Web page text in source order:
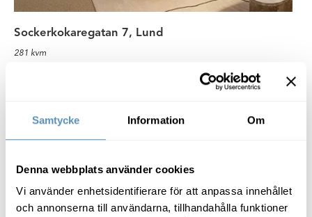
Samtycke Information Om
Denna webbplats använder cookies
Vi använder enhetsidentifierare för att anpassa innehållet
och annonserna till användarna, tillhandahålla funktioner
Sockerkokaregatan 7, Lund
281 kvm
Hitta den sanna arbetsglädjen i Posthornet etapp 2
Representativt kontor i en